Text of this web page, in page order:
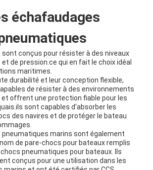
échafaudages
conçus pour résister à des niveaux
de pression.ce qui en fait le choix idéal
maritimes.
durabilité et leur conception flexible,
de résister à des environnements
offrent une protection fiable pour les
sont capables d'absorber les
des navires et de protéger le bateau
pneumatiques marins sont également
de pare-chocs pour bateaux remplis
pneumatiques pour bateaux. Ils
conçus pour une utilisation dans les